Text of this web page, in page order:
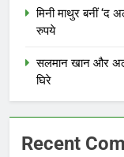
मिनी माथुर बनीं ‘द
रुपये
सलमान खान और
घिरे
Recent